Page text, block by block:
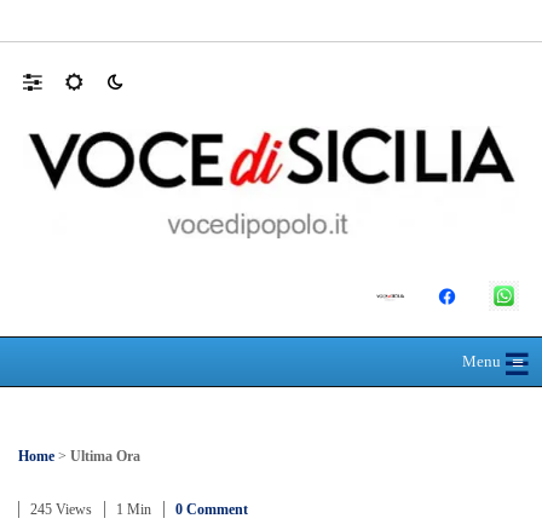
Menu≡
☰
Home > Ultima Ora
245 Views 1 Min 0 Comment